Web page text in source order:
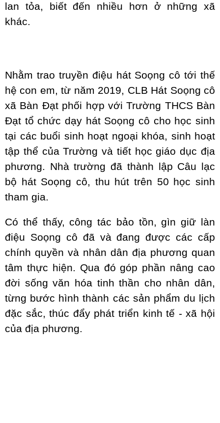
lan tỏa, biết đến nhiều hơn ở những xã
khác.
Nhằm trao truyền điệu hát Soọng cô tới thế
hệ con em, từ năm 2019, CLB Hát Soọng cô
xã Bàn Đạt phối hợp với Trường THCS Bàn
Đạt tổ chức dạy hát Soọng cô cho học sinh
tại các buổi sinh hoạt ngoại khóa, sinh hoạt
tập thể của Trường và tiết học giáo dục địa
phương. Nhà trường đã thành lập Câu lạc
bộ hát Soọng cô, thu hút trên 50 học sinh
tham gia.
Có thể thấy, công tác bảo tồn, gìn giữ làn
điệu Soọng cô đã và đang được các cấp
chính quyền và nhân dân địa phương quan
tâm thực hiện. Qua đó góp phần nâng cao
đời sống văn hóa tinh thần cho nhân dân,
từng bước hình thành các sản phẩm du lịch
đặc sắc, thúc đẩy phát triển kinh tế - xã hội
của địa phương.